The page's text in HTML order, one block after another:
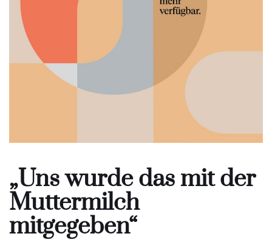
„Uns wurde das mit der
Muttermilch
mitgegeben“